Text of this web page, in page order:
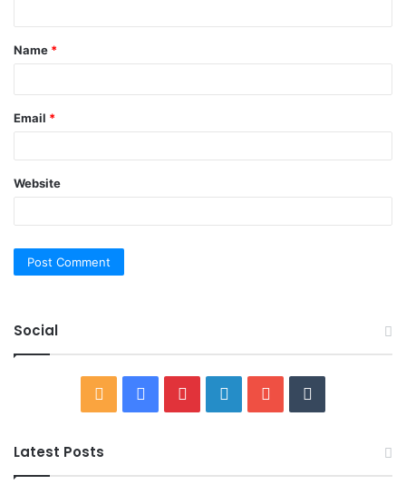
t
Name *
Email *
Website
Social
FacebookPinterestLinkedInYouTube
Latest Posts